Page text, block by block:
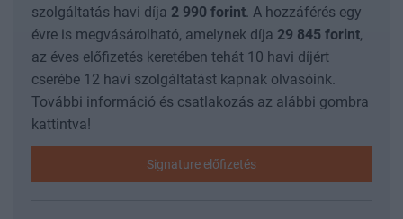
szolgáltatás havi díja 2 990 forint. A hozzáférés egy
évre is megvásárolható, amelynek díja 29 845 forint,
az éves előfizetés keretében tehát 10 havi díjért
cserébe 12 havi szolgáltatást kapnak olvasóink.
További információ és csatlakozás az alábbi gombra
kattintva!
Signature előfizetés